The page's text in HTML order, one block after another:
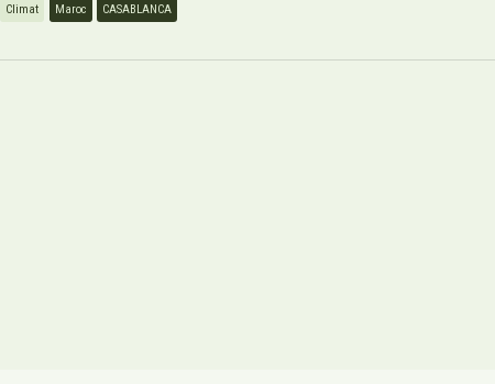
Climat Maroc CASABLANCA